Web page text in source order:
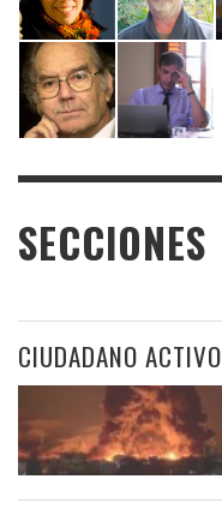
SECCIONES
CIUDADANO ACTIVO